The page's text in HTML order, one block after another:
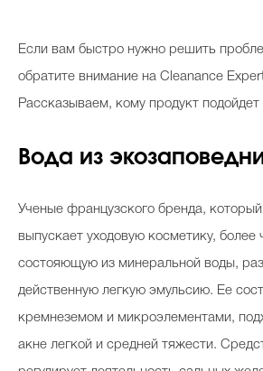
Если вам быстро нужно решить
обратите внимание на Cleanance
Рассказываем, кому продукт подойдет
Вода из
Ученые французского бренда, который
выпускает уходовую косметику, более
состояющую из минеральной воды,
действенную легкую эмульсию. Ее
кремнеземом и микроэлементами,
акне легкой и средней тяжести.